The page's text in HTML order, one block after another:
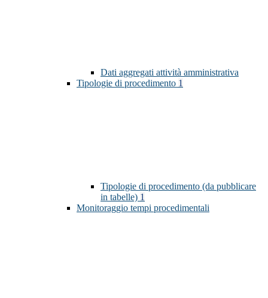
Dati aggregati attività amministrativa
Tipologie di procedimento 1
Tipologie di procedimento (da pubblicare
in tabelle) 1
Monitoraggio tempi procedimentali